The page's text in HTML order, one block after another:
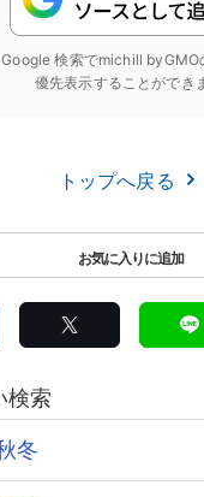
Google 検索でmichill byGMO
優先表示することができ
トップへ戻る